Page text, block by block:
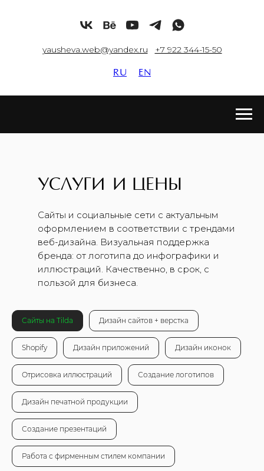
yausheva.web@yandex.ru +7 922 344-15-50
RU EN
УСЛУГИ И
Сайты и социальные сети с актуальным
оформлением в соответствии с трендами
веб-дизайна. Визуальная поддержка
бренда: от логотипа до инфографики и
иллюстраций. Качественно, в срок, с
пользой для бизнеса.
ЦЕНЫ
Сайты на Tilda Дизайн сайтов + верстка
Shopify Дизайн приложений Дизайн иконок
Отрисовка иллюстраций Создание логотипов
Дизайн печатной продукции
Создание презентаций
Работа с фирменным стилем компании